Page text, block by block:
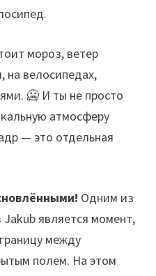
мороз, ветер
на велосипедах,
🥶 И ты не просто
атмосферу
— это отдельная
Одним из
является момент,
между
полем. На этом